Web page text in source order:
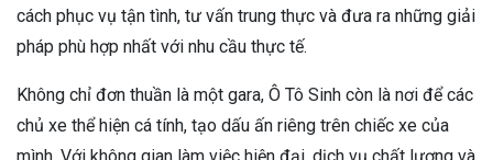
cách phục vụ tận tình, tư vấn trung thực và đưa ra những giải
pháp phù hợp nhất với nhu cầu thực tế.
Không chỉ đơn thuần là một gara, Ô Tô Sinh còn là nơi để các
chủ xe thể hiện cá tính, tạo dấu ấn riêng trên chiếc xe của